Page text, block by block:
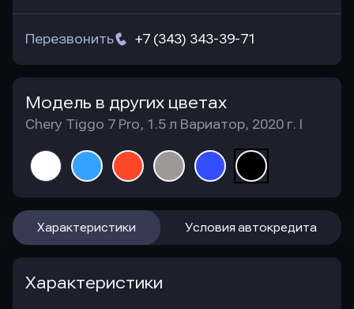
+7 (343) 343-39-71
Перезвонить
Модель в других цветах
Chery Tiggo 7 Pro, 1.5 л Вариатор, 2020 г. I
Характеристики Условия автокредита
Характеристики